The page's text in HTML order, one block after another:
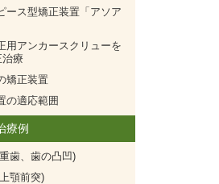
ース型矯正装置「アソア
用アンカースクリューを
療
矯正装置
の適応範囲
療例
歯、歯の凸凹)
顎前突)